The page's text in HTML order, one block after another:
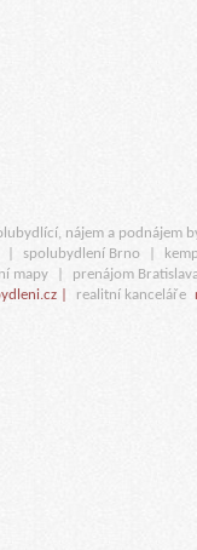
nájem a podnájem
spolubydlení Brno
mapy prenájom
| realitní kanceláře